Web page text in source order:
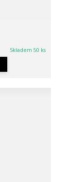
Skladem 50 ks